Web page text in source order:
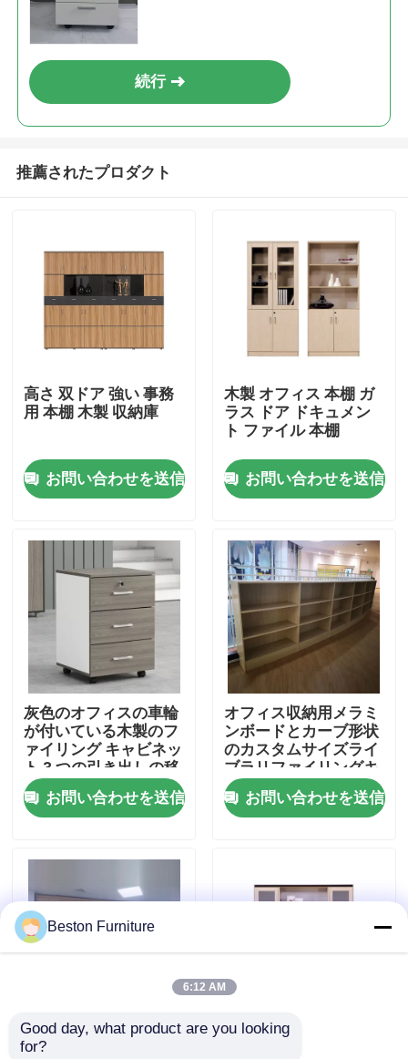
私たちについて
工場見学
品質管理
お問い合わせ
事件
オフィスワークステーションデスク
続行
推薦されたプロダクト
高さ 双ドア 強い 事務
用 本棚 木製 収納庫
お問い合わせを送信
木製 オフィス 本棚 ガ
ラス ドア ドキュメン
ト ファイル 本棚
お問い合わせを送信
灰色のオフィスの車輪
が付いている木製のフ
ァイリング キャビネッ
ト 3 つの引き出しの移
動可能なファイル キャ
ビネット
お問い合わせを送信
オフィス収納用メラミ
ンボードとカーブ形状
のカスタムサイズライ
ブラリファイリングキ
ャビネット
お問い合わせを送信
オフィス・図書館収納
用、組み立て式梱包の
E1グレードメラミンボ
Beston Furniture
6:12 AM
Good day, what product are you looking
for?